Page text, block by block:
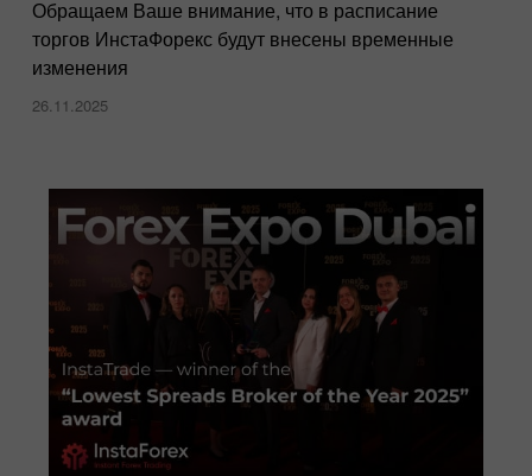
Обращаем Ваше внимание, что в расписание
торгов ИнстаФорекс будут внесены временные
изменения
26.11.2025